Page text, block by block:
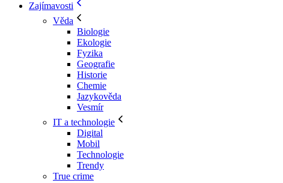
Zajímavosti
Věda
Biologie
Ekologie
Fyzika
Geografie
Historie
Chemie
Jazykověda
Vesmír
IT a technologie
Digital
Mobil
Technologie
Trendy
True crime